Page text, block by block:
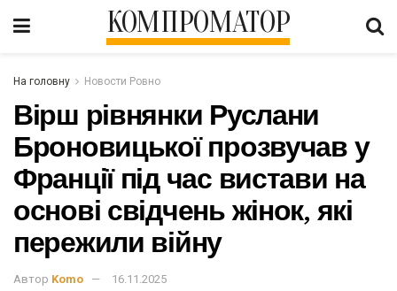
КОМПРОМАТОР
На головну Новости Ровно
Вірш рівнянки Руслани
Броновицької прозвучав у
Франції під час вистави на
основі свідчень жінок, які
пережили війну
Автор Komo 16.11.2025